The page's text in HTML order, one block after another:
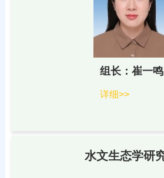
组长：崔一鸣
详细>>
水文生态学研